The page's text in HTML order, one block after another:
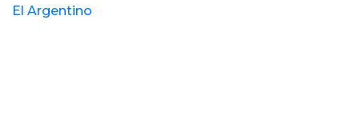
El Argentino